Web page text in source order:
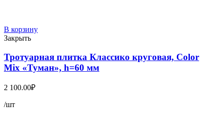
В корзину
Закрыть
Тротуарная плитка Классико круговая, Color
Mix «Туман», h=60 мм
2 100.00₽
/шт